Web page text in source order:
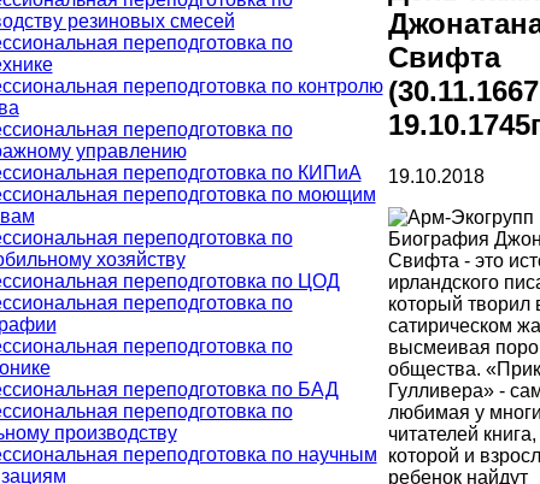
резиновых смесей
переподготовка по
переподготовка по контролю
переподготовка по
управлению
переподготовка по КИПиА
переподготовка по моющим
переподготовка по
хозяйству
переподготовка по ЦОД
переподготовка по
переподготовка по
переподготовка по БАД
переподготовка по
производству
переподготовка по научным
Свифта
19.10.2018
Биография
Свифта - это
ирландского
который творил
сатирическом
высмеивая
общества.
Гулливера» -
любимая у
читателей книга,
которой и
ребенок найдут